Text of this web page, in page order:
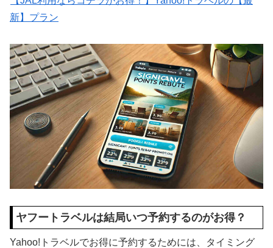
新】プラン
ヤフートラベルは結局いつ予約するのがお得？
Yahoo!トラベルでお得に予約するためには、タイミング